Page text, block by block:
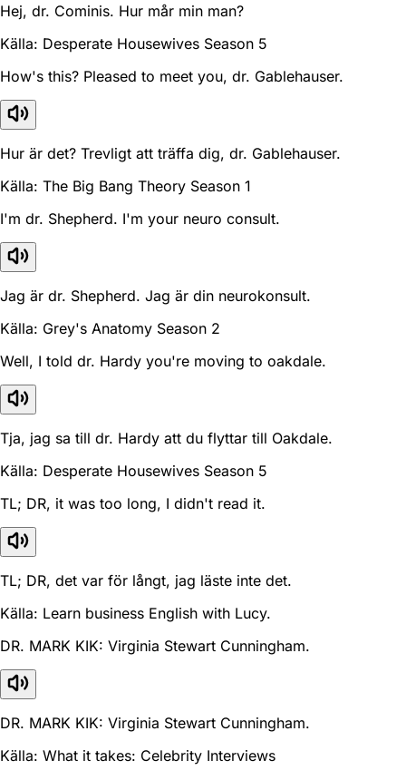
Hej, dr. Cominis. Hur mår min man?
Källa: Desperate Housewives Season 5
How's this? Pleased to meet you, dr. Gablehauser.
Hur är det? Trevligt att träffa dig, dr. Gablehauser.
Källa: The Big Bang Theory Season 1
I'm dr. Shepherd. I'm your neuro consult.
Jag är dr. Shepherd. Jag är din neurokonsult.
Källa: Grey's Anatomy Season 2
Well, I told dr. Hardy you're moving to oakdale.
Tja, jag sa till dr. Hardy att du flyttar till Oakdale.
Källa: Desperate Housewives Season 5
TL; DR, it was too long, I didn't read it.
TL; DR, det var för långt, jag läste inte det.
Källa: Learn business English with Lucy.
DR. MARK KIK: Virginia Stewart Cunningham.
DR. MARK KIK: Virginia Stewart Cunningham.
Källa: What it takes: Celebrity Interviews